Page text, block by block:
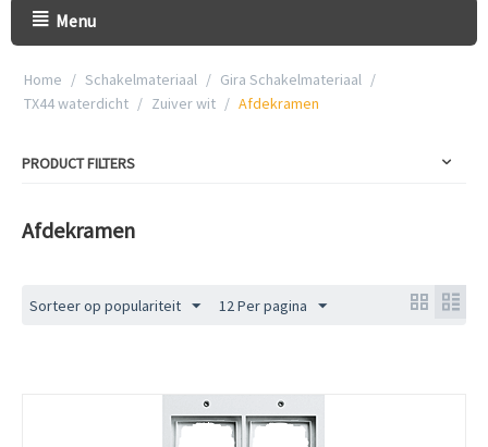
Menu
Home / Schakelmateriaal / Gira Schakelmateriaal /
TX44 waterdicht / Zuiver wit / Afdekramen
PRODUCT FILTERS
Afdekramen
Sorteer op populariteit 12 Per pagina